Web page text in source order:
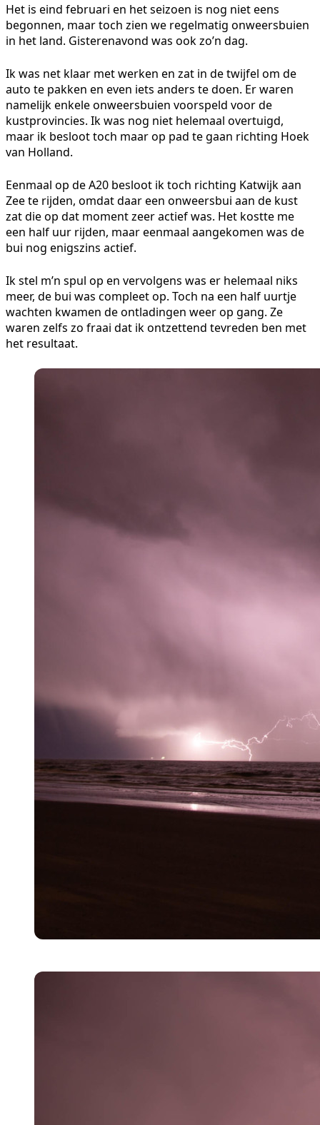
Het is eind februari en het seizoen is nog niet eens
begonnen, maar toch zien we regelmatig onweersbuien
in het land. Gisterenavond was ook zo’n dag.
Ik was net klaar met werken en zat in de twijfel om de
auto te pakken en even iets anders te doen. Er waren
namelijk enkele onweersbuien voorspeld voor de
kustprovincies. Ik was nog niet helemaal overtuigd,
maar ik besloot toch maar op pad te gaan richting Hoek
van Holland.
Eenmaal op de A20 besloot ik toch richting Katwijk aan
Zee te rijden, omdat daar een onweersbui aan de kust
zat die op dat moment zeer actief was. Het kostte me
een half uur rijden, maar eenmaal aangekomen was de
bui nog enigszins actief.
Ik stel m’n spul op en vervolgens was er helemaal niks
meer, de bui was compleet op. Toch na een half uurtje
wachten kwamen de ontladingen weer op gang. Ze
waren zelfs zo fraai dat ik ontzettend tevreden ben met
het resultaat.